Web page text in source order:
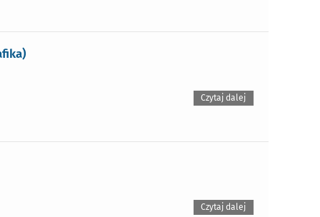
Czytaj dalej
Czytaj dalej